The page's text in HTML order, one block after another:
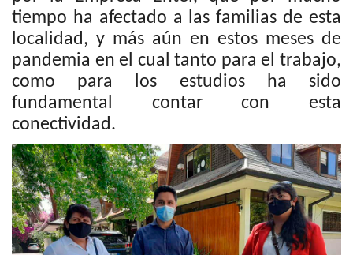
tiempo ha afectado a las familias de esta
localidad, y más aún en estos meses de
pandemia en el cual tanto para el trabajo,
como para los estudios ha sido
fundamental contar con esta
conectividad.